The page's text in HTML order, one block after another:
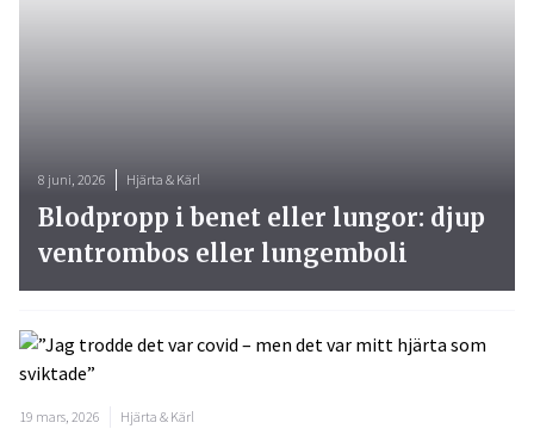
8 juni, 2026 Hjärta & Kärl
Blodpropp i benet eller lungor: djup
ventrombos eller lungemboli
19 mars, 2026 Hjärta & Kärl